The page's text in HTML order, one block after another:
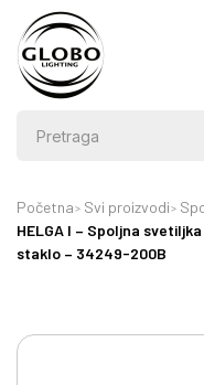
Početna Svi proizvodi
HELGA I – Spoljna
staklo – 34249-200B